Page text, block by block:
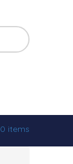
0 items